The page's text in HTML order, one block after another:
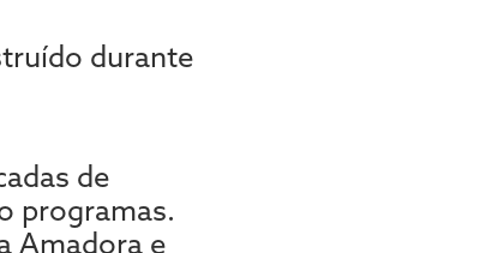
durante
de
programas.
Amadora e